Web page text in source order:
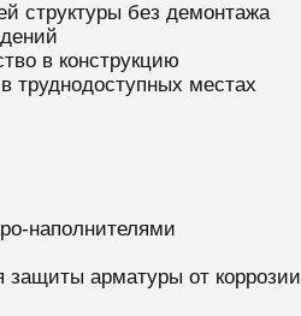
структуры без демонтажа
в конструкцию
труднодоступных местах
наполнителями
арматуры от коррозии